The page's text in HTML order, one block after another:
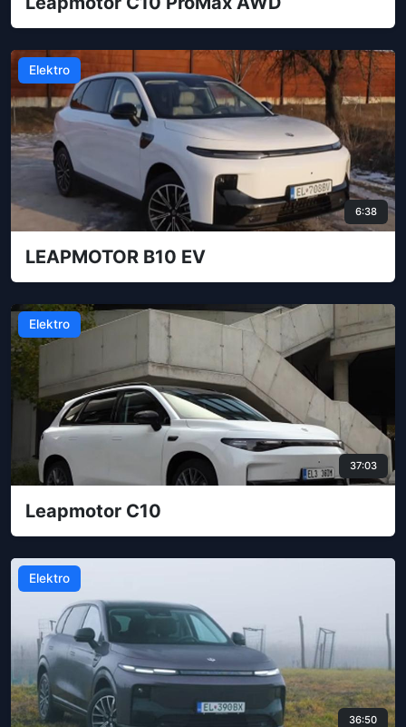
Elektro
6:38
LEAPMOTOR B10 EV
Elektro
37:03
Leapmotor C10
Elektro
36:50